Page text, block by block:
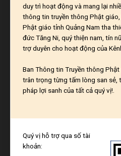
duy trì hoạt động và mang lại
thông tin truyền thông Phật
Phật giáo tỉnh Quảng Nam tha
đức Tăng Ni, quý thiện nam, tín
trợ duyên cho hoạt động của
Ban Thông tin Truyền thông
trân trọng từng tấm lòng san sẻ,
pháp lợi sanh của tất cả quý vị!.
Quý vị hỗ trợ qua số tài
khoản: